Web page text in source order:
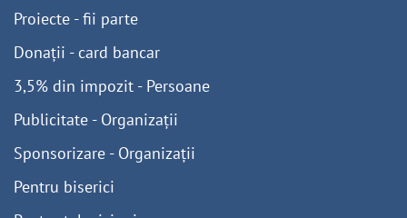
Proiecte - fii parte
Donații - card bancar
3,5% din impozit - Persoane
Publicitate - Organizații
Sponsorizare - Organizații
Pentru biserici